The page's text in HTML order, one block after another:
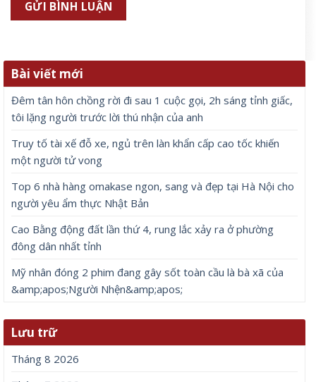
Bài viết mới
Đêm tân hôn chồng rời đi sau 1 cuộc gọi, 2h sáng tỉnh giấc,
tôi lặng người trước lời thú nhận của anh
Truy tố tài xế đỗ xe, ngủ trên làn khẩn cấp cao tốc khiến
một người tử vong
Top 6 nhà hàng omakase ngon, sang và đẹp tại Hà Nội cho
người yêu ẩm thực Nhật Bản
Cao Bằng động đất lần thứ 4, rung lắc xảy ra ở phường
đông dân nhất tỉnh
Mỹ nhân đóng 2 phim đang gây sốt toàn cầu là bà xã của
&amp;apos;Người Nhện&amp;apos;
Lưu trữ
Tháng 8 2026